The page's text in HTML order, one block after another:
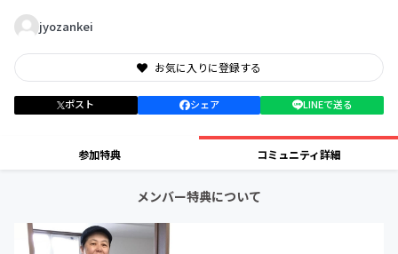
jyozankei
お気に入りに登録する
ポスト シェア LINEで送る
参加特典 コミュニティ詳細
メンバー特典について